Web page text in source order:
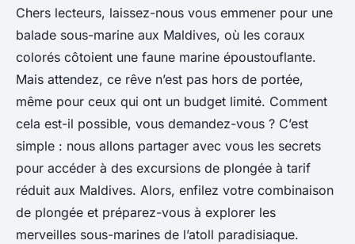
Comment accéder à des
excursions de plongée à tarif
réduit aux Maldives ?
Julien• 12 février 2024• 3 min de lecture
Chers lecteurs, laissez-nous vous emmener pour une
balade sous-marine aux Maldives, où les coraux
colorés côtoient une faune marine époustouflante.
Mais attendez, ce rêve n’est pas hors de portée,
même pour ceux qui ont un budget limité. Comment
cela est-il possible, vous demandez-vous ? C’est
simple : nous allons partager avec vous les secrets
pour accéder à des excursions de plongée à tarif
réduit aux Maldives. Alors, enfilez votre combinaison
de plongée et préparez-vous à explorer les
merveilles sous-marines de l’atoll paradisiaque.